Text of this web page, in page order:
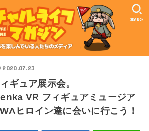
SEARCH
2020.07.23
ギュア展示会。
VR フィギュアミュージア
ヒロイン達に会いに行こう！